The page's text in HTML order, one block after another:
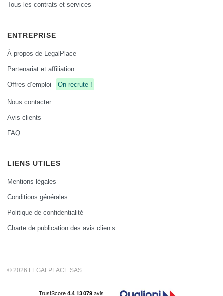
Tous les contrats et services
ENTREPRISE
À propos de LegalPlace
Partenariat et affiliation
Offres d’emploi
On recrute !
Nous contacter
Avis clients
FAQ
LIENS UTILES
Mentions légales
Conditions générales
Politique de confidentialité
Charte de publication des avis clients
© 2026 LEGALPLACE SAS